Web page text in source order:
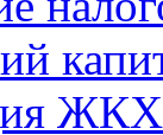
ЖКХ